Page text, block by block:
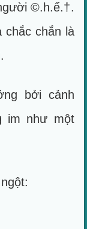
©.h.ế.†.
chắc chắn là
bởi cảnh
im như một